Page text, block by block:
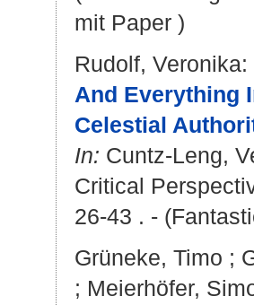
mit Paper )
Rudolf, Veronika:
And Everything
Celestial
In: Cuntz-Leng,
Critical
26-43 . -
Grüneke, Timo ;
; Meierhöfer,